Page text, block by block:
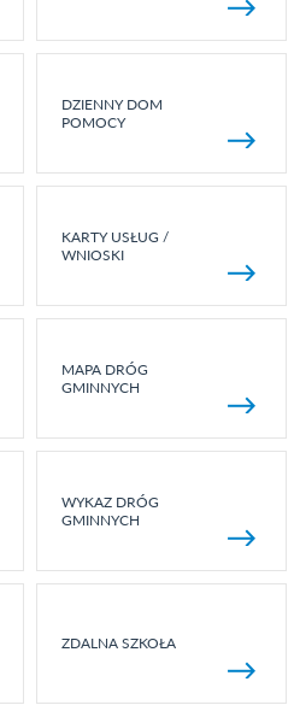
DZIENNY DOM
POMOCY
KARTY USŁUG /
WNIOSKI
MAPA DRÓG
GMINNYCH
WYKAZ DRÓG
GMINNYCH
ZDALNA SZKOŁA